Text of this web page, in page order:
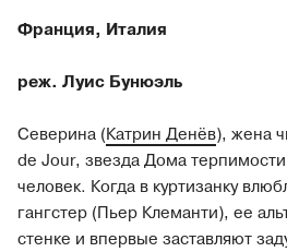
Франция, Италия
реж. Луис Бунюэль
Северина (Катрин Денёв), жена
de Jour, звезда Дома
человек. Когда в куртизанку
гангстер (Пьер Клеманти), ее
стенке и впервые заставляют